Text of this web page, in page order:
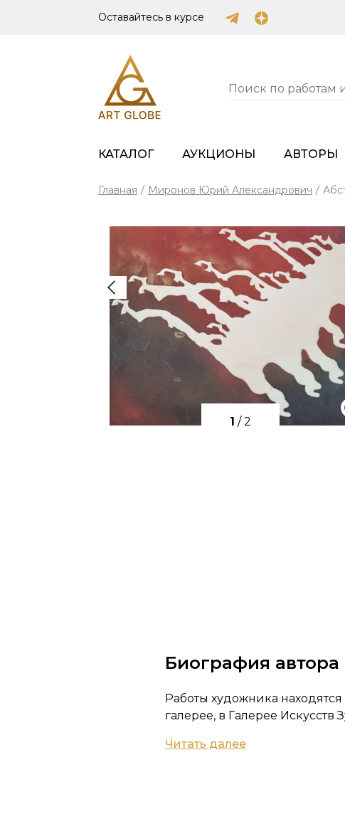
Оставайтесь в курсе
КАТАЛОГ АУКЦИОНЫ АВТОРЫ
Главная / Миронов Юрий Александрович /
1 /2
Биография автора
Работы художника
галерее, в Галерее Искусств
Читать далее